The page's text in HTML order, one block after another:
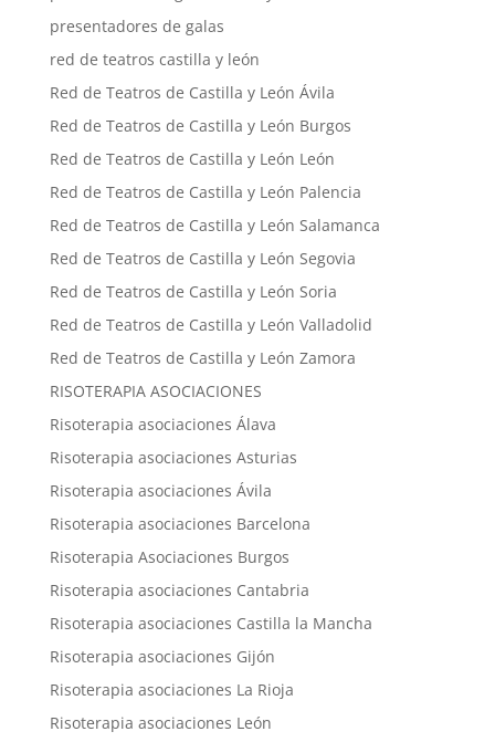
presentadores de galas
red de teatros castilla y león
Red de Teatros de Castilla y León Ávila
Red de Teatros de Castilla y León Burgos
Red de Teatros de Castilla y León León
Red de Teatros de Castilla y León Palencia
Red de Teatros de Castilla y León Salamanca
Red de Teatros de Castilla y León Segovia
Red de Teatros de Castilla y León Soria
Red de Teatros de Castilla y León Valladolid
Red de Teatros de Castilla y León Zamora
RISOTERAPIA ASOCIACIONES
Risoterapia asociaciones Álava
Risoterapia asociaciones Asturias
Risoterapia asociaciones Ávila
Risoterapia asociaciones Barcelona
Risoterapia Asociaciones Burgos
Risoterapia asociaciones Cantabria
Risoterapia asociaciones Castilla la Mancha
Risoterapia asociaciones Gijón
Risoterapia asociaciones La Rioja
Risoterapia asociaciones León